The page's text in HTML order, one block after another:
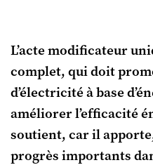
L’acte modificateur
complet, qui doit
d’électricité à base
améliorer l’efficacité
soutient, car il
progrès importants